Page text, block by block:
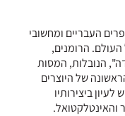
הסופרים העבריים ומחשובי
הרומנים,
הנובלות, המסות
של היוצרים
ביצירותיו
והאינטלקטואל.